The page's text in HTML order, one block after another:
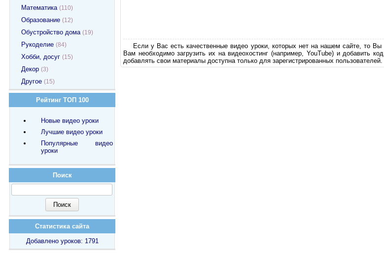
Если у Вас есть качественные видео уроки, которых нет на нашем сайте, то
Вам необходимо загрузить их на видеохостинг (например, YouTube) и добавить
добавлять свои материалы доступна только для зарегистрированных пользователей.
Математика (110)
Образование (12)
Обустройство дома (19)
Рукоделие (84)
Хобби, досуг (15)
Декор (3)
Другое (15)
Рейтинг ТОП 100
Новые видео уроки
Лучшие видео уроки
Популярные видео
уроки
Поиск
Статистика сайта
Добавлено уроков: 1791